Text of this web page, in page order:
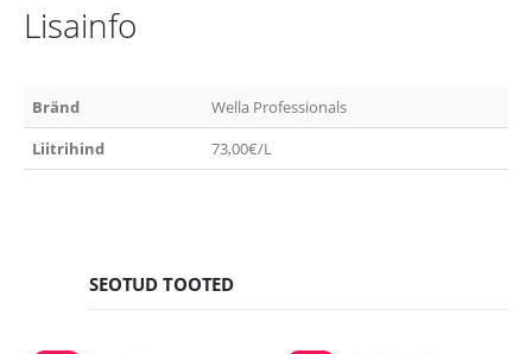
Lisainfo
Bränd
Wella Professionals
Liitrihind
73,00€/L
SEOTUD TOOTED